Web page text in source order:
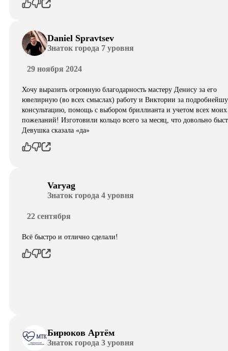
Daniel Spravtsev
Знаток города 7 уровня
29 ноября 2024
Хочу выразить огромную благодарность мастеру Денису за его
ювелирную (во всех смыслах) работу и Виктории за
консультацию, помощь с выбором бриллианта и учетом всех моих
пожеланий! Изготовили кольцо всего за месяц, что довольно
Девушка сказала «да»
Varyag
Знаток города 4 уровня
22 сентября
Всё быстро и отлично сделали!
Бирюков Артём
Знаток города 3 уровня